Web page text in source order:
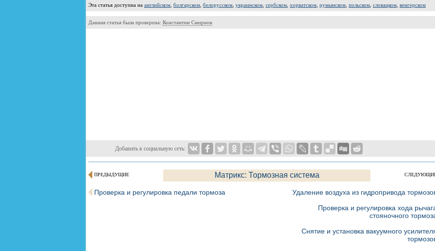
Эта статья доступна на английском болгарском белорусском украинском сербском хорватском румынском польском словацком венгерском
Данная статья была проверена: Константин Смирнов
Добавить в социальную сеть:
ПРЕДЫДУЩИЕ Матрикс: Тормозная система
Проверка и регулировка педали тормоза
Удаление воздуха из гидропривода
Проверка и регулировка хода
стояночного
Снятие и установка вакуумного